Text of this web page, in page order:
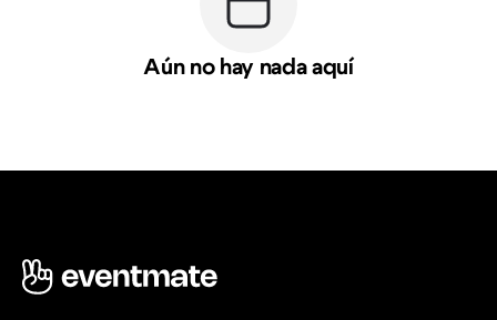
Aún no hay nada aquí